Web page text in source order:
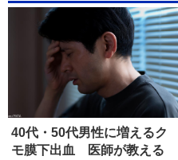
40代・50代男性に増えるク
モ膜下出血 医師が教える